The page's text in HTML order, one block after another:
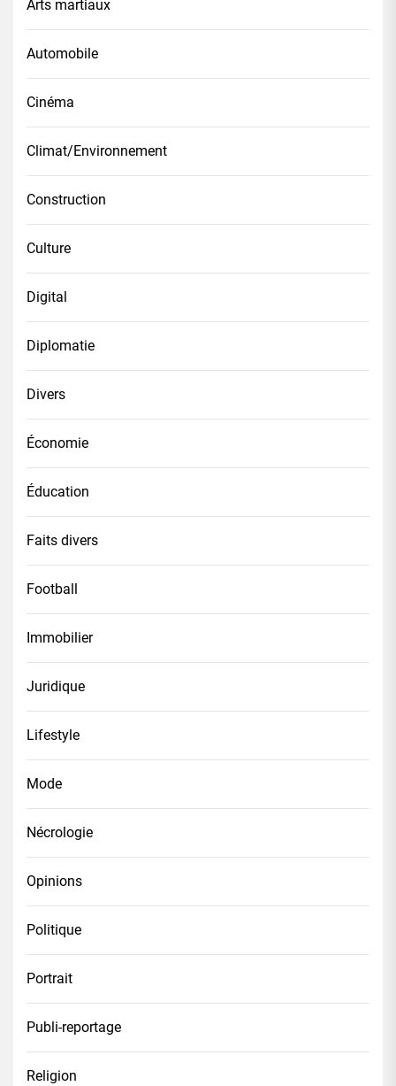
Arts martiaux
Automobile
Cinéma
Climat/Environnement
Construction
Culture
Digital
Diplomatie
Divers
Économie
Éducation
Faits divers
Football
Immobilier
Juridique
Lifestyle
Mode
Nécrologie
Opinions
Politique
Portrait
Publi-reportage
Religion